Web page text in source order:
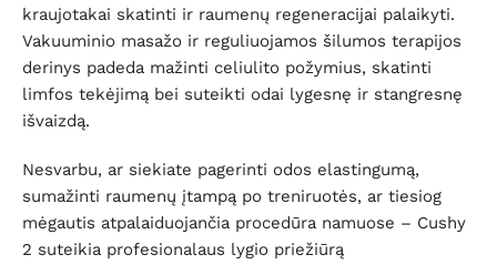
kraujotakai skatinti ir raumenų regeneracijai palaikyti.
Vakuuminio masažo ir reguliuojamos šilumos terapijos
derinys padeda mažinti celiulito požymius, skatinti
limfos tekėjimą bei suteikti odai lygesnę ir stangresnę
išvaizdą.
Nesvarbu, ar siekiate pagerinti odos elastingumą,
sumažinti raumenų įtampą po treniruotės, ar tiesiog
mėgautis atpalaiduojančia procedūra namuose – Cushy
2 suteikia profesionalaus lygio priežiūrą